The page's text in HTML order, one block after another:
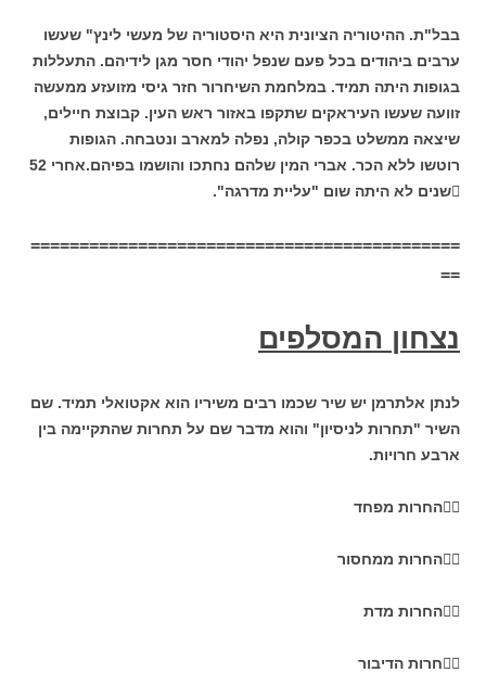
בבל"ת. ההיטוריה הציונית היא היסטוריה של מעשי לינץ" שעשו
ערבים ביהודים בכל פעם שנפל יהודי חסר מגן לידיהם. התעללות
בגופות היתה תמיד. במלחמת השיחרור חזר גיסי מזועזע ממעשה
זוועה שעשו העיראקים שתקפו באזור ראש העין. קבוצת חיילים,
שיצאה ממשלט בכפר קולה, נפלה למארב ונטבחה. הגופות
רוטשו ללא הכר. אברי המין שלהם נחתכו והושמו בפיהם.אחרי 52
שנים לא היתה שום "עליית מדרגה".
============================================
==
נצחון המסלפים
לנתן אלתרמן יש שיר שכמו רבים משיריו הוא אקטואלי תמיד. שם
השיר "תחרות לניסיון" והוא מדבר שם על תחרות שהתקיימה בין
ארבע חרויות.
החרות מפחד
החרות ממחסור
החרות מדת
חרות הדיבור